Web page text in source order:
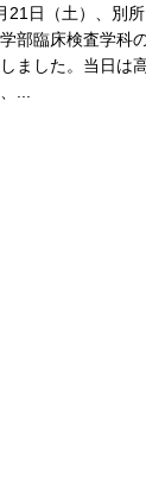
21日（土）、別
部臨床検査学科
ました。当日は
...